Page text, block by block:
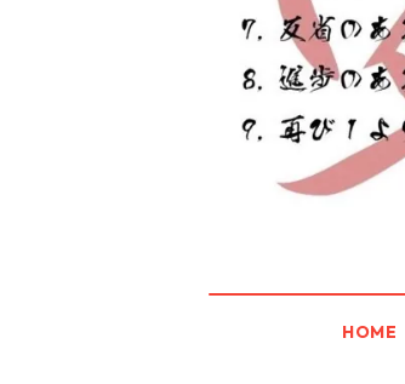
HOME